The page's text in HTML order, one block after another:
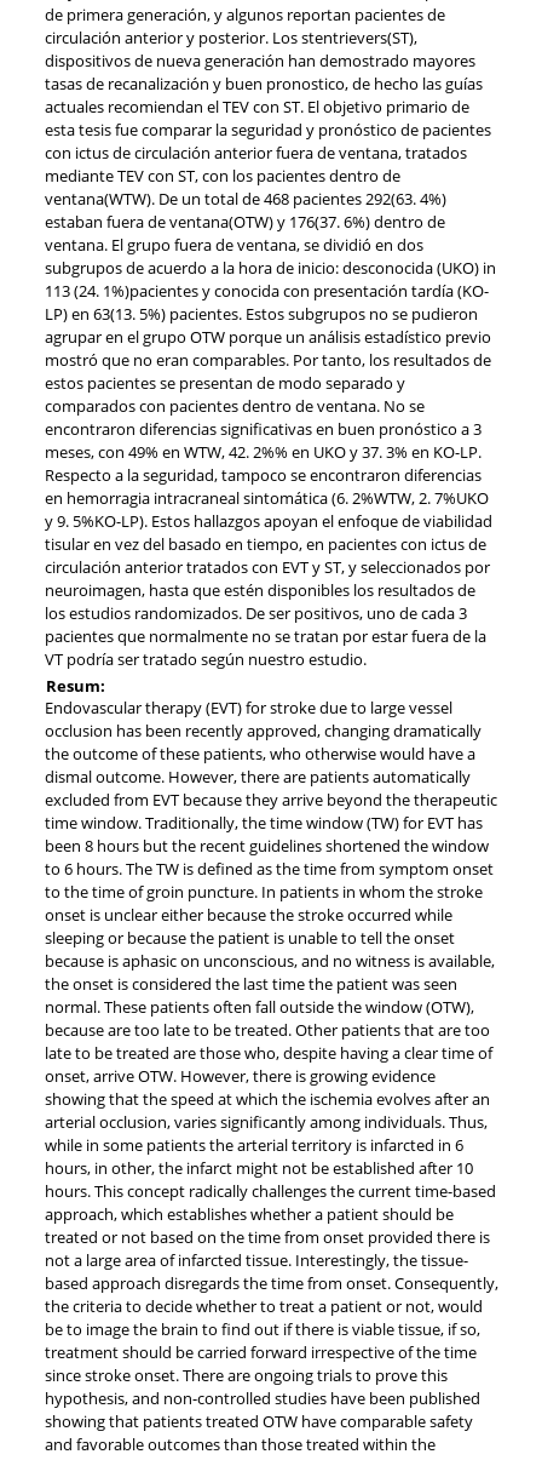
de primera generación, y algunos reportan pacientes de
circulación anterior y posterior. Los stentrievers(ST),
dispositivos de nueva generación han demostrado mayores
tasas de recanalización y buen pronostico, de hecho las guías
actuales recomiendan el TEV con ST. El objetivo primario de
esta tesis fue comparar la seguridad y pronóstico de pacientes
con ictus de circulación anterior fuera de ventana, tratados
mediante TEV con ST, con los pacientes dentro de
ventana(WTW). De un total de 468 pacientes 292(63. 4%)
estaban fuera de ventana(OTW) y 176(37. 6%) dentro de
ventana. El grupo fuera de ventana, se dividió en dos
subgrupos de acuerdo a la hora de inicio: desconocida (UKO) in
113 (24. 1%)pacientes y conocida con presentación tardía (KO-
LP) en 63(13. 5%) pacientes. Estos subgrupos no se pudieron
agrupar en el grupo OTW porque un análisis estadístico previo
mostró que no eran comparables. Por tanto, los resultados de
estos pacientes se presentan de modo separado y
comparados con pacientes dentro de ventana. No se
encontraron diferencias significativas en buen pronóstico a 3
meses, con 49% en WTW, 42. 2%% en UKO y 37. 3% en KO-LP.
Respecto a la seguridad, tampoco se encontraron diferencias
en hemorragia intracraneal sintomática (6. 2%WTW, 2. 7%UKO
y 9. 5%KO-LP). Estos hallazgos apoyan el enfoque de viabilidad
tisular en vez del basado en tiempo, en pacientes con ictus de
circulación anterior tratados con EVT y ST, y seleccionados por
neuroimagen, hasta que estén disponibles los resultados de
los estudios randomizados. De ser positivos, uno de cada 3
pacientes que normalmente no se tratan por estar fuera de la
VT podría ser tratado según nuestro estudio.
Resum:
Endovascular therapy (EVT) for stroke due to large vessel
occlusion has been recently approved, changing dramatically
the outcome of these patients, who otherwise would have a
dismal outcome. However, there are patients automatically
excluded from EVT because they arrive beyond the therapeutic
time window. Traditionally, the time window (TW) for EVT has
been 8 hours but the recent guidelines shortened the window
to 6 hours. The TW is defined as the time from symptom onset
to the time of groin puncture. In patients in whom the stroke
onset is unclear either because the stroke occurred while
sleeping or because the patient is unable to tell the onset
because is aphasic on unconscious, and no witness is available,
the onset is considered the last time the patient was seen
normal. These patients often fall outside the window (OTW),
because are too late to be treated. Other patients that are too
late to be treated are those who, despite having a clear time of
onset, arrive OTW. However, there is growing evidence
showing that the speed at which the ischemia evolves after an
arterial occlusion, varies significantly among individuals. Thus,
while in some patients the arterial territory is infarcted in 6
hours, in other, the infarct might not be established after 10
hours. This concept radically challenges the current time-based
approach, which establishes whether a patient should be
treated or not based on the time from onset provided there is
not a large area of infarcted tissue. Interestingly, the tissue-
based approach disregards the time from onset. Consequently,
the criteria to decide whether to treat a patient or not, would
be to image the brain to find out if there is viable tissue, if so,
treatment should be carried forward irrespective of the time
since stroke onset. There are ongoing trials to prove this
hypothesis, and non-controlled studies have been published
showing that patients treated OTW have comparable safety
and favorable outcomes than those treated within the